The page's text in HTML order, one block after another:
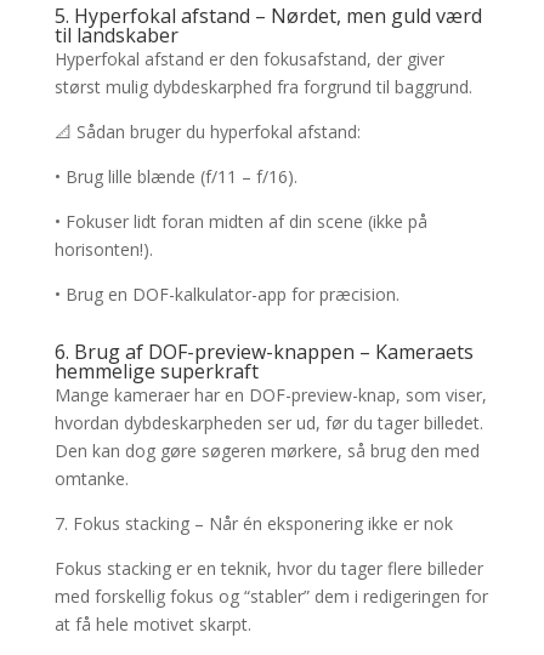
5. Hyperfokal afstand – Nørdet, men guld værd
til landskaber
Hyperfokal afstand er den fokusafstand, der giver
størst mulig dybdeskarphed fra forgrund til baggrund.
📐 Sådan bruger du hyperfokal afstand:
• Brug lille blænde (f/11 – f/16).
• Fokuser lidt foran midten af din scene (ikke på
horisonten!).
• Brug en DOF-kalkulator-app for præcision.
6. Brug af DOF-preview-knappen – Kameraets
hemmelige superkraft
Mange kameraer har en DOF-preview-knap, som viser,
hvordan dybdeskarpheden ser ud, før du tager billedet.
Den kan dog gøre søgeren mørkere, så brug den med
omtanke.
7. Fokus stacking – Når én eksponering ikke er nok
Fokus stacking er en teknik, hvor du tager flere billeder
med forskellig fokus og “stabler” dem i redigeringen for
at få hele motivet skarpt.